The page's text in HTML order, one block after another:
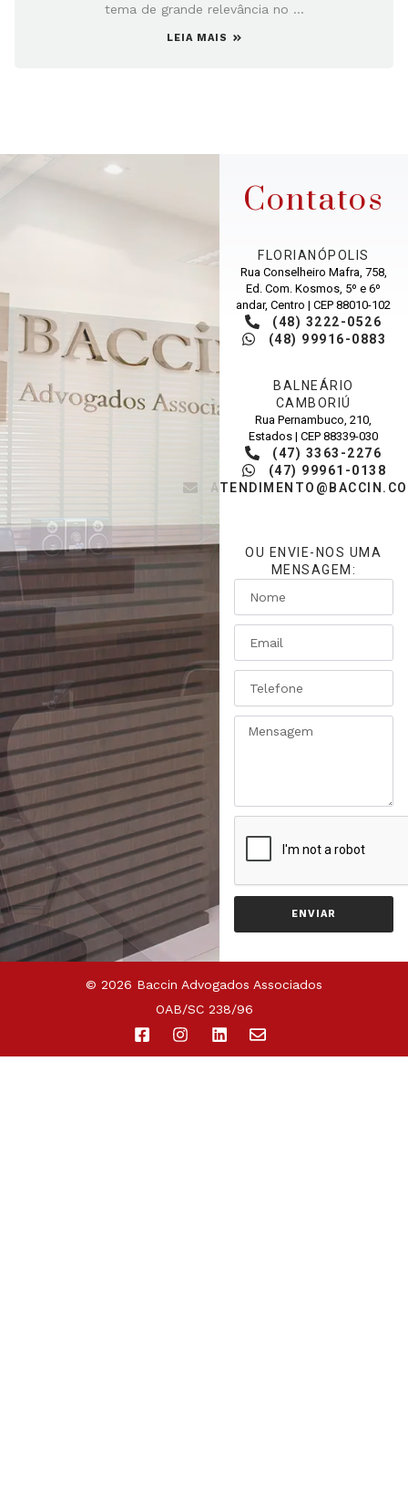
tema de grande relevância no ...
LEIA MAIS
Contatos
FLORIANÓPOLIS
Rua Conselheiro Mafra, 758,
Ed. Com. Kosmos, 5º e 6º
andar, Centro | CEP 88010-102
(48) 3222-0526
(48) 99916-0883
BALNEÁRIO
CAMBORIÚ
Rua Pernambuco, 210,
Estados | CEP 88339-030
(47) 3363-2276
(47) 99961-0138
OU ENVIE-NOS UMA
MENSAGEM:
ENVIAR
© 2026 Baccin Advogados Associados
OAB/SC 238/96